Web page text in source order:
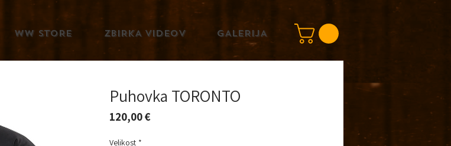
WW STORE ZBIRKA VIDEOV GALERIJA
Puhovka TORONTO
120,00 €Price
Velikost *